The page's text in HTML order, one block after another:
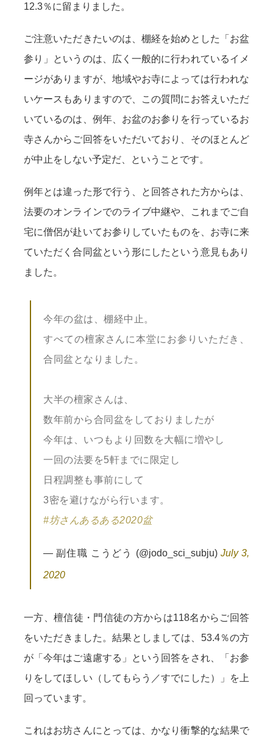
12.3％に留まりました。
ご注意いただきたいのは、棚経を始めとした「お盆
参り」というのは、広く一般的に行われているイメ
ージがありますが、地域やお寺によっては行われな
いケースもありますので、この質問にお答えいただ
いているのは、例年、お盆のお参りを行っているお
寺さんからご回答をいただいており、そのほとんど
が中止をしない予定だ、ということです。
例年とは違った形で行う、と回答された方からは、
法要のオンラインでのライブ中継や、これまでご自
宅に僧侶が赴いてお参りしていたものを、お寺に来
ていただく合同盆という形にしたという意見もあり
ました。
今年の盆は、棚経中止。
すべての檀家さんに本堂にお参りいただき、
合同盆となりました。
大半の檀家さんは、
数年前から合同盆をしておりましたが
今年は、いつもより回数を大幅に増やし
一回の法要を5軒までに限定し
日程調整も事前にして
3密を避けながら行います。
#坊さんあるある2020盆
— 副住職 こうどう (@jodo_sci_subju) July 3,
2020
一方、檀信徒・門信徒の方からは118名からご回答
をいただきました。結果としましては、53.4％の方
が「今年はご遠慮する」という回答をされ、「お参
りをしてほしい（してもらう／すでにした）」を上
回っています。
これはお坊さんにとっては、かなり衝撃的な結果で